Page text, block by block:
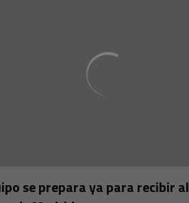
se prepara ya para recibir al